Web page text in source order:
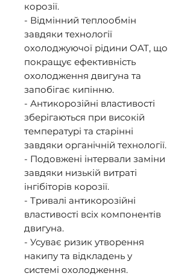
корозії.
- Відмінний теплообмін
завдяки технології
охолоджуючої рідини OAT, що
покращує ефективність
охолодження двигуна та
запобігає кипінню.
- Антикорозійні властивості
зберігаються при високій
температурі та старінні
завдяки органічній технології.
- Подовжені інтервали заміни
завдяки низькій витраті
інгібіторів корозії.
- Тривалі антикорозійні
властивості всіх компонентів
двигуна.
- Усуває ризик утворення
накипу та відкладень у
системі охолодження.